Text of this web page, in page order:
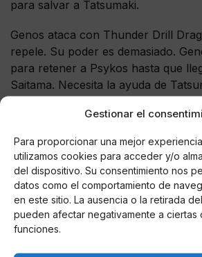
Gestionar el
Para proporcionar una mejor
utilizamos cookies para acceder y/o
del dispositivo. Su consentimiento nos
datos como el comportamiento de
en este sitio. La ausencia o la retirada
pueden afectar negativamente a ciertas
funciones.
para salvar a Tatsumaki.
Genos ataca con Thunder Drill
repele. Su poder es demasiado.
para retener a Psykos hasta que
Saitama. Necesita la ayuda de
poder. Fubuki está asustada por el
Psykos. Psykos enfadado
Tatsumaki. Ella se considera un ser
evolucionado.
Mientras tanto, Saitama está
para cavar Flashy Flash. Tiene
cinturón para apretarse el